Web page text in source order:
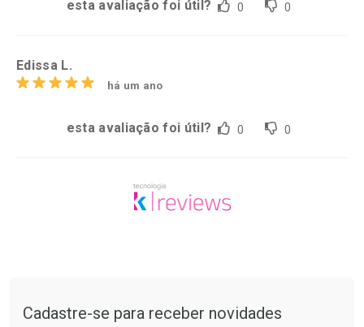
esta avaliação foi útil? 0 0
Edissa L.
há um ano
esta avaliação foi útil? 0 0
Cadastre-se para receber novidades